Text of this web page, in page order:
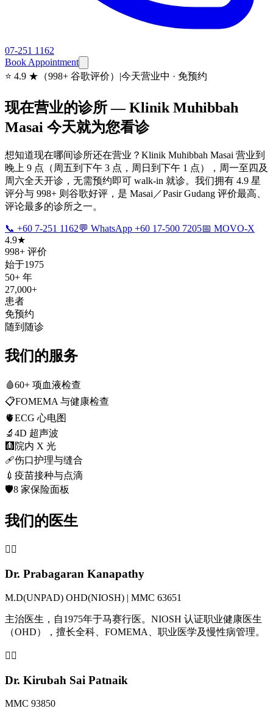
07-251 1162
Book Appointment
⭐ 4.9 ★（998+ 谷歌评价） |今天营业中 · 免预约
现在营业的诊所 — Klinik Muhibbah
Masai 今天就为您看诊
想知道现在哪间诊所还在营业？Klinik Muhibbah Masai 营业到
晚上 9 点（周五到下午 3 点，周日到下午 1 点），周一至四及
周六全天开诊，无需预约即可 walk-in 就诊。我们拥有 4.9 星
评分与 998+ 则谷歌好评，是 Masai／Pasir Gudang 评价最高、
评论最多的诊所之一。
📞 +60 7-251 1162💬 WhatsApp +60 17-500 7205📅 MOVO-X
4.9★
998+ 评价
始于1975
50+ 年
27,000+
患者
免预约
随到随诊
我们的服务
🩸60+ 项血液检查
📋FOMEMA 与健康检查
🫀ECG 心电图
🔬 4D 超声波
🩻 院内 X 光
🩹伤口护理与缝合
💉 疫苗接种与点滴
🛡️8 家保险面板
我们的医生
👨‍⚕️
Dr. Prabagaran Kanapathy
M.D(UNPAD) OHD(NIOSH) | MMC 63651
主治医生，自1975年于马赛行医。NIOSH 认证职业健康医生
（OHD），擅长全科、FOMEMA、职业医学及慢性病管理。
👩‍⚕️
Dr. Kirubah Sai Patnaik
MMC 93850